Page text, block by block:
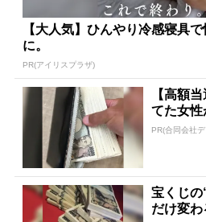
【大人気】ひんやり冷感寝具
に。
PR(アイリスプラザ)
【高額
てた女性
PR(合同会社
宝くじの
だけ変わ